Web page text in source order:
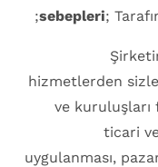
sebepleri;
-
hizmetlerden
ve kuruluşları
ticari
uygulanması,